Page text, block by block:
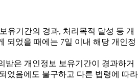
유기간의 경과, 처리목적 달성 등 개
되었을 때에는 7일 이내 해당 개인정
받은 개인정보 보유기간이 경과하거
었음에도 불구하고 다른 법령에 따라